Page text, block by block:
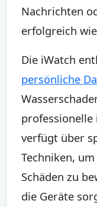
Nachrichten
erfolgreich
Die iWatch
persönliche
professionelle
verfügt über
Techniken,
Schäden zu
die Geräte